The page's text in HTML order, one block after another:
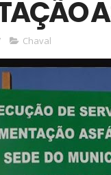
Chaval